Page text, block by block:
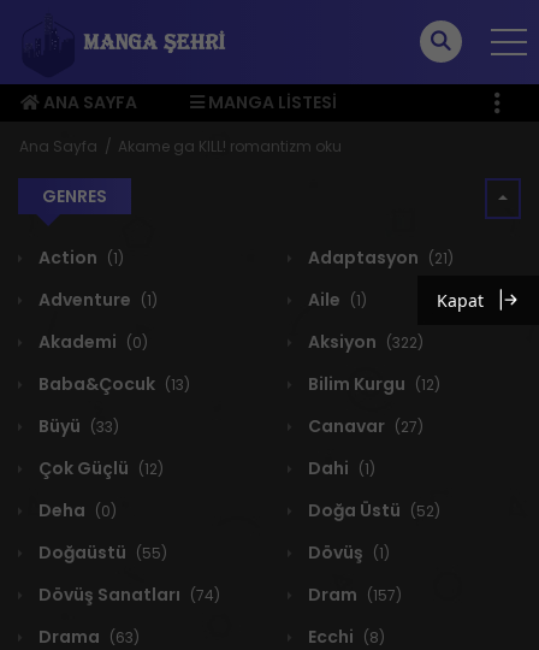
ANA SAYFA
MANGA LISTESI
ÜYE MENÜSÜ
Ana Sayfa Akame ga KILL! romantizm oku
GENRES
Action (1) Adaptasyon (21)
Adventure (1) Aile (1)
Akademi (0) Aksiyon (322)
Baba&Çocuk (13) Bilim Kurgu (12)
Büyü (33) Canavar (27)
Çok Güçlü (12) Dahi (1)
Deha (0) Doğa Üstü (52)
Doğaüstü (55) Dövüş (1)
Dövüş Sanatları (74) Dram (157)
Drama (63) Ecchi (8)
Kapat